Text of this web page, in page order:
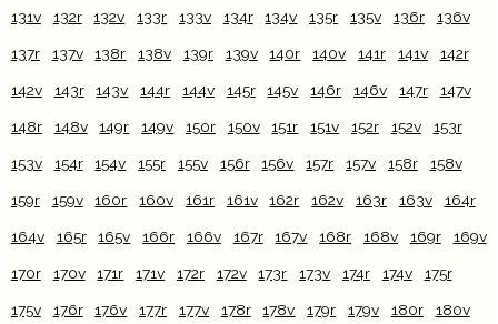
131v 132r 132v 133r 133v 134r 134v 135r 135v 136r 136v
137r 137v 138r 138v 139r 139v 140r 140v 141r 141v 142r
142v 143r 143v 144r 144v 145r 145v 146r 146v 147r 147v
148r 148v 149r 149v 150r 150v 151r 151v 152r 152v 153r
153v 154r 154v 155r 155v 156r 156v 157r 157v 158r 158v
159r 159v 160r 160v 161r 161v 162r 162v 163r 163v 164r
164v 165r 165v 166r 166v 167r 167v 168r 168v 169r 169v
170r 170v 171r 171v 172r 172v 173r 173v 174r 174v 175r
175v 176r 176v 177r 177v 178r 178v 179r 179v 180r 180v